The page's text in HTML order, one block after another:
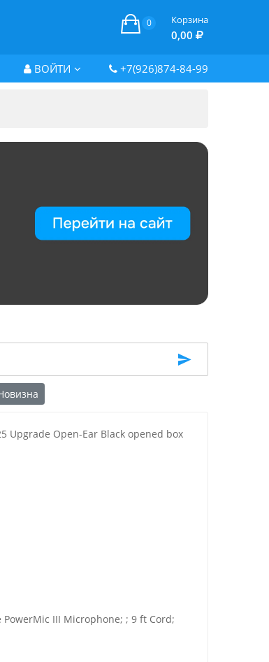
0 Корзина
0,00
ВОЙТИ +7(926)874-84-99
Upgrade Open-Ear Black opened box
III Microphone; ; 9 ft Cord;